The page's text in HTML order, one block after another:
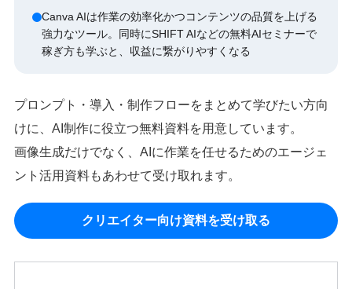
Canva AIは作業の効率化かつコンテンツの品質を上げる
強力なツール。同時にSHIFT AIなどの無料AIセミナーで
稼ぎ方も学ぶと、収益に繋がりやすくなる
プロンプト・導入・制作フローをまとめて学びたい方向
けに、AI制作に役立つ無料資料を用意しています。
画像生成だけでなく、AIに作業を任せるためのエージェ
ント活用資料もあわせて受け取れます。
クリエイター向け資料を受け取る